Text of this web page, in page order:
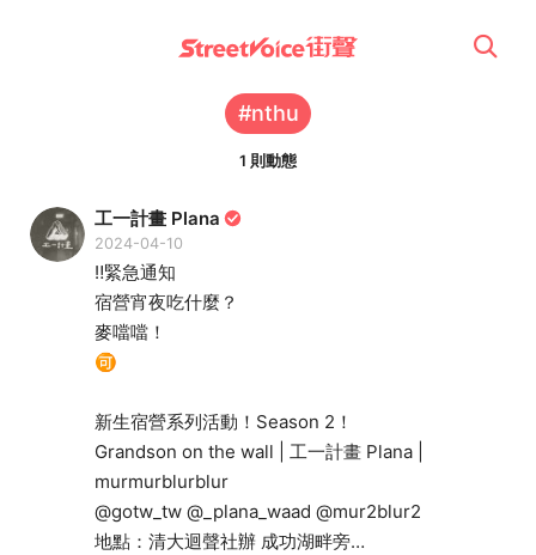
#nthu
1 則動態
工一計畫 Plana
2024-04-10
‼️緊急通知
宿營宵夜吃什麼？
麥噹噹！
🉑
新生宿營系列活動！Season 2！
Grandson on the wall | 工一計畫 Plana |
murmurblurblur
@gotw_tw @_plana_waad @mur2blur2
地點：清大迴聲社辦 成功湖畔旁